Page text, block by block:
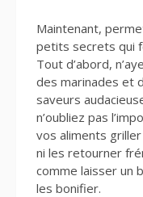
Maintenant,
petits secrets qui
Tout d’abord,
des marinades et
saveurs
n’oubliez pas
vos aliments
ni les retourner
comme laisser un
les bonifier.